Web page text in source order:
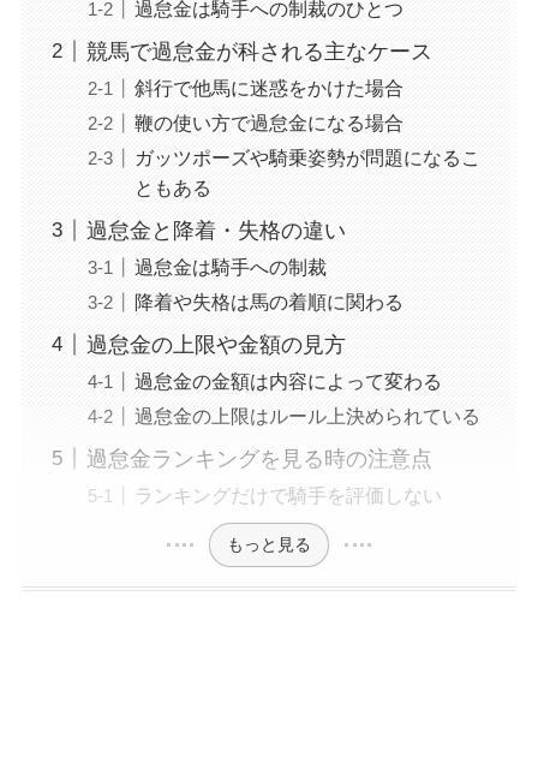
過怠金は騎手への制裁のひとつ
競馬で過怠金が科される主なケース
斜行で他馬に迷惑をかけた場合
鞭の使い方で過怠金になる場合
ガッツポーズや騎乗姿勢が問題になるこ
ともある
過怠金と降着・失格の違い
過怠金は騎手への制裁
降着や失格は馬の着順に関わる
過怠金の上限や金額の見方
過怠金の金額は内容によって変わる
過怠金の上限はルール上決められている
過怠金ランキングを見る時の注意点
ランキングだけで騎手を評価しない
もっと見る